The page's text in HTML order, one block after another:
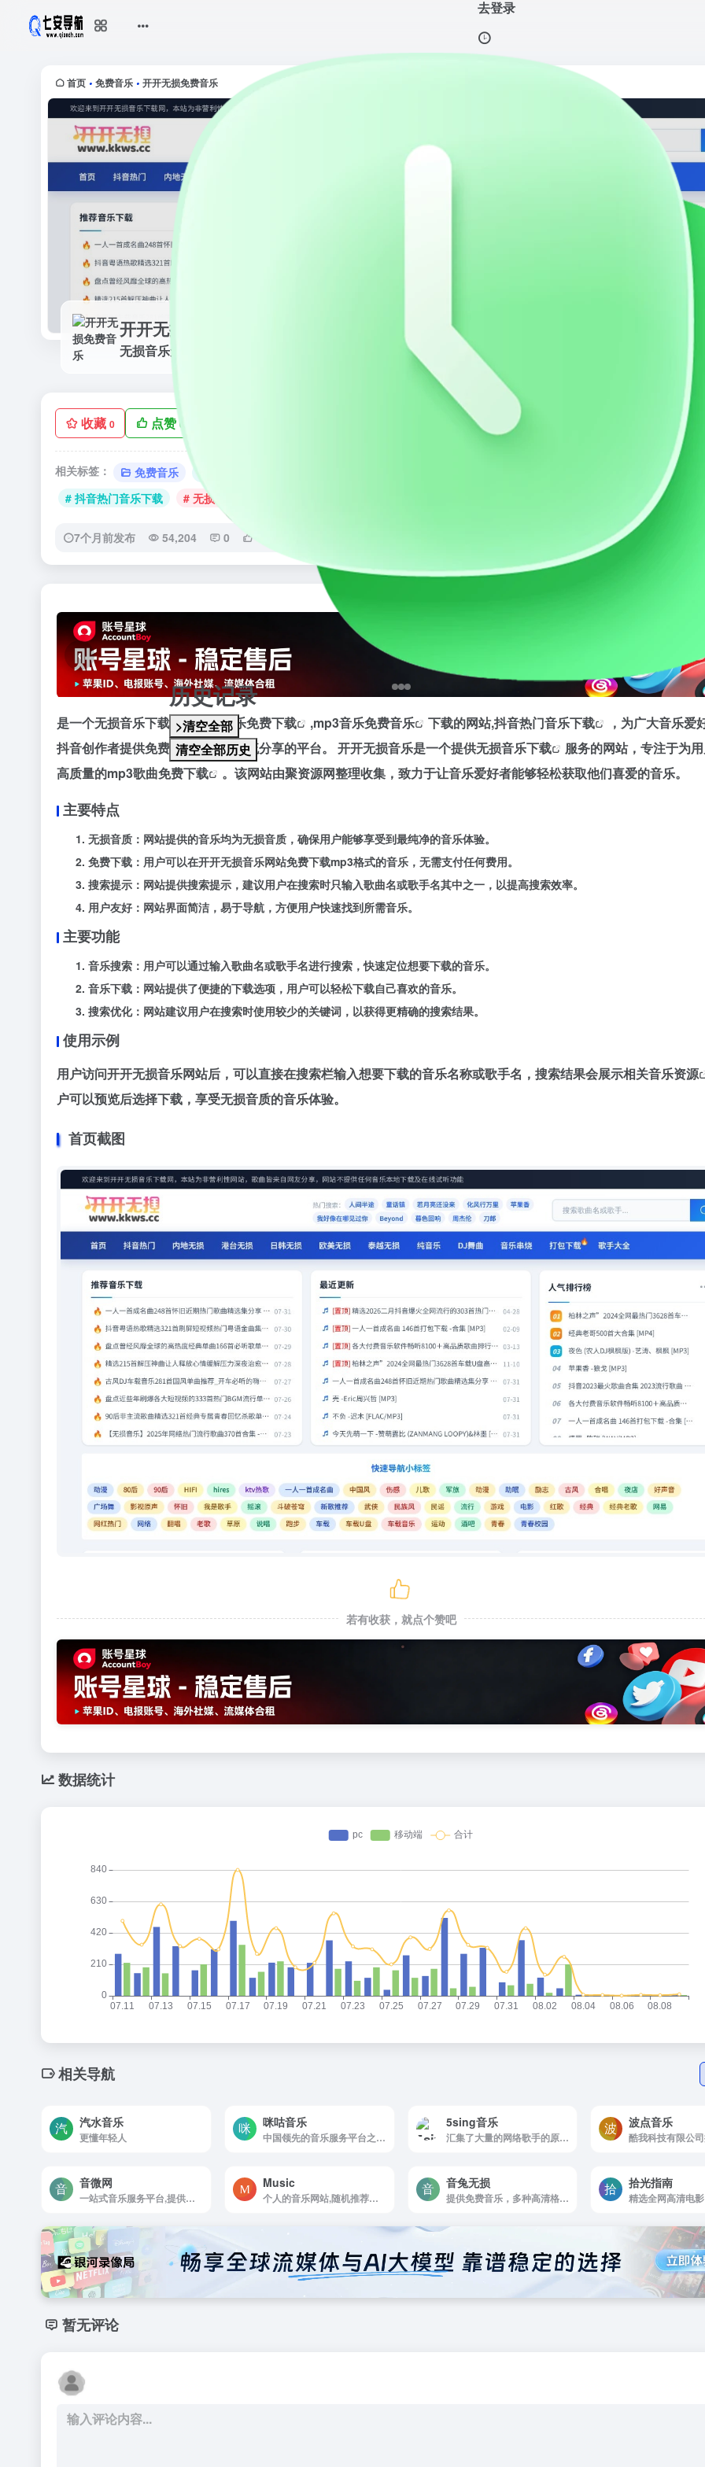
去登录
历史记录
>清空全部
清空全部历史
首页 • 免费音乐 • 开开无损免费音乐
开开无损免费音乐
无损音乐免费下载,mp3音乐免费音乐下载的网站,抖音热门音乐下载
收藏 0 点赞0 AI账号购买
相关标签： 免费音乐
# 抖音常用背景音乐
# 抖音热门音乐下载
# 无损音乐下载
7个月前发布 54,204 0
无损音乐免费下载,mp3音乐免费音乐下载的网站,抖音热门音乐下载
‹
是一个无损音乐下载 ，无损音乐免费下载 ,mp3音乐免费音乐 下载的网站,抖音热门音乐下载
，为广大音乐爱
抖音创作者提供免费音乐 素材交流分享的平台。 开开无损音乐是一个提供无损音乐下载
服务的网站，专注于为
高质量的mp3歌曲免费下载 。该网站由聚资源网整理收集，致力于让音乐爱好者能够轻松获取他们喜爱的音乐。
主要特点
无损音质 ：网站提供的音乐均为无损音质，确保用户能够享受到最纯净的音乐体验。
免费下载 ：用户可以在开开无损音乐网站免费下载mp3格式的音乐，无需支付任何费用。
搜索提示 ：网站提供搜索提示，建议用户在搜索时只输入歌曲名或歌手名其中之一，以提高搜索效率。
用户友好 ：网站界面简洁，易于导航，方便用户快速找到所需音乐。
主要功能
音乐搜索 ：用户可以通过输入歌曲名或歌手名进行搜索，快速定位想要下载的音乐。
音乐下载 ：网站提供了便捷的下载选项，用户可以轻松下载自己喜欢的音乐。
搜索优化：网站建议用户在搜索时使用较少的关键词，以获得更精确的搜索结果。
使用示例
用户访问开开无损音乐网站后，可以直接在搜索栏输入想要下载的音乐名称或歌手名，搜索结果会展示相关音乐资源
户可以预览后选择下载，享受无损音质的音乐体验。
首页截图
若有收获，就点个赞吧
数据统计
相关导航
汽水音乐
更懂年轻人
咪咕音乐
中国领先的音乐服务平台之一,提供丰富的音乐内容和优质的音乐体验
5sing音乐
汇集了大量的网络歌手的原创音乐歌曲及翻唱歌曲，提供大量歌曲的伴奏以及歌词免费下载
波点音乐
音微网
一站式音乐服务平台,提供海量最新音乐,高品质音乐,无损音乐,MV,铃声等资源
Music
个人的音乐网站,随机推荐民谣音乐的网站
音兔无损
提供免费音乐，多种高清格式无损音乐
拾光指南
暂无评论